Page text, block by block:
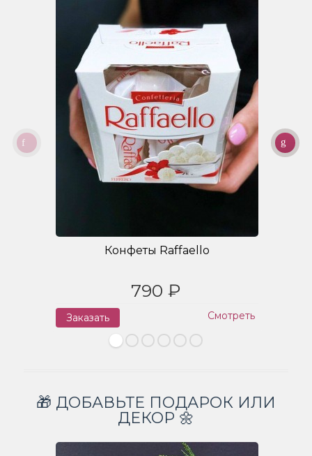
Конфеты Raffaello
790 ₽
Заказать Смотреть
🎁 ДОБАВЬТЕ ПОДАРОК ИЛИ
ДЕКОР 🌼